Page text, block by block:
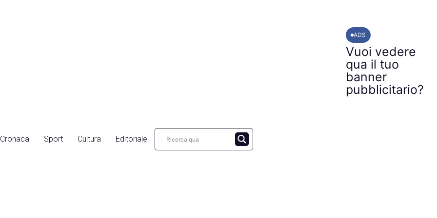
ADS
Vuoi vedere
qua il tuo
banner
pubblicitario?
Cronaca Sport Cultura Editoriale